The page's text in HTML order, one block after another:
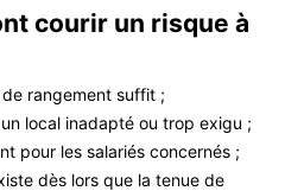
courir un risque à
de rangement suffit ;
local inadapté ou trop exigu ;
pour les salariés concernés ;
dès lors que la tenue de